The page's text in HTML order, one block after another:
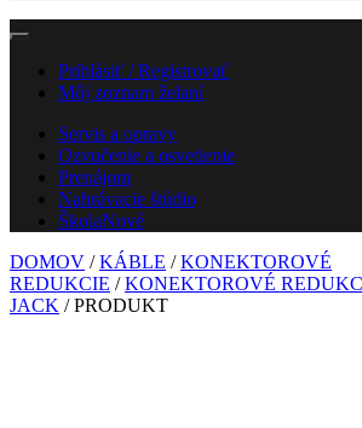
Prihlásiť / Registrovať
Môj zoznam želaní
Servis a opravy
Ozvučenie a osvetlenie
Prenájom
Nahrávacie štúdio
ŠkolaNové
DOMOV /KÁBLE /KONEKTOROVÉ
REDUKCIE /KONEKTOROVÉ
JACK / PRODUKT